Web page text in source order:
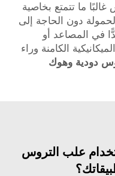
ما تتمتع بخاصية
دون الحاجة إلى
في المصاعد أو
الكامنة وراء
دودية وهوك
علب التروس